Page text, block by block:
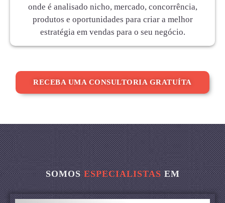
onde é analisado nicho, mercado, concorrência,
produtos e oportunidades para criar a melhor
estratégia em vendas para o seu negócio.
RECEBA UMA CONSULTORIA GRATUÍTA
SOMOSESPECIALISTASEM